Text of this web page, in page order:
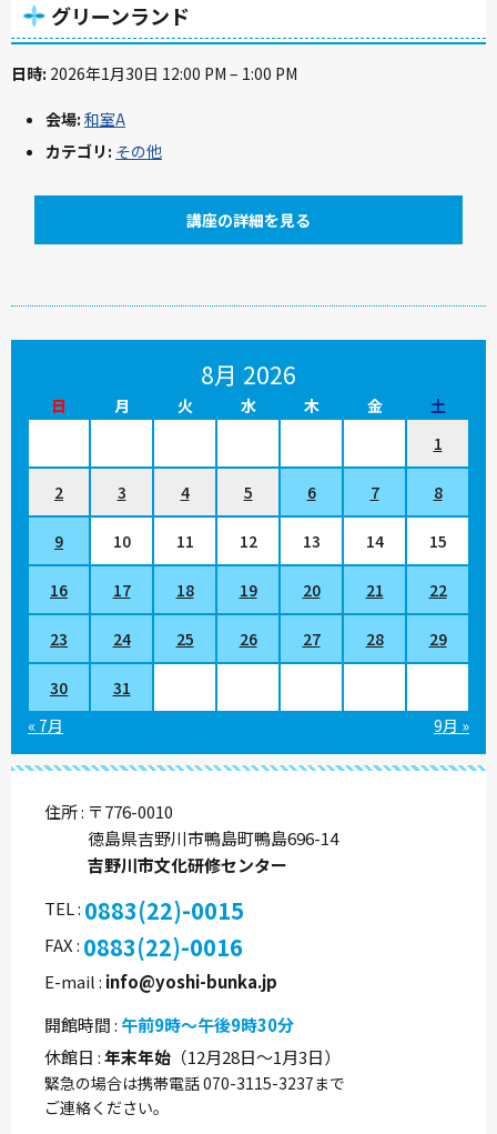
グリーンランド
日時: 2026年1月30日 12:00 PM – 1:00 PM
会場: 和室A
カテゴリ: その他
講座の詳細を見る
8月 2026
日 月 火 水 木 金
土
1
2 3 4 5 6 7 8
9 10 11 12 13 14 15
16 17 18 19 20 21 22
23 24 25 26 27 28 29
30
31
« 7月
9月 »
住所 〒776-0010
徳島県吉野川市鴨島町鴨島696-14
吉野川市文化研修センター
TEL 0883(22)-0015
FAX 0883(22)-0016
E-mail info@yoshi-bunka.jp
開館時間 午前9時～午後9時30分
休館日 年末年始 （12月28日～1月3日）
緊急の場合は携帯電話 070-3115-3237まで
ご連絡ください。